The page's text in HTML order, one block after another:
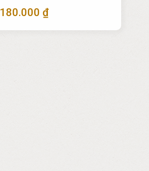
180.000 ₫